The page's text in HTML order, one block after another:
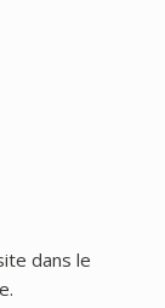
dans le